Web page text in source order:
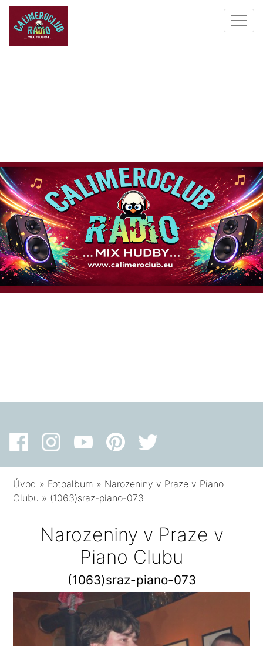
Úvod » Fotoalbum » Narozeniny v Praze v Piano
Clubu » (1063)sraz-piano-073
Narozeniny v Praze v
Piano Clubu
(1063)sraz-piano-073